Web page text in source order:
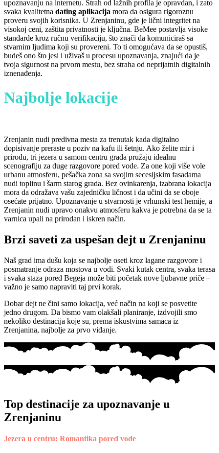
upoznavanju na internetu. Strah od lažnih profila je opravdan, i zato
svaka kvalitetna dating aplikacija mora da osigura rigoroznu
proveru svojih korisnika. U Zrenjaninu, gde je lični integritet na
visokoj ceni, zaštita privatnosti je ključna. BeMee postavlja visoke
standarde kroz ručnu verifikaciju, što znači da komuniciraš sa
stvarnim ljudima koji su provereni. To ti omogućava da se opustiš,
budeš ono što jesi i uživaš u procesu upoznavanja, znajući da je
tvoja sigurnost na prvom mestu, bez straha od neprijatnih digitalnih
iznenađenja.
Najbolje lokacije
Zrenjanin nudi predivna mesta za trenutak kada digitalno
dopisivanje preraste u poziv na kafu ili šetnju. Ako želite mir i
prirodu, tri jezera u samom centru grada pružaju idealnu
scenografiju za duge razgovore pored vode. Za one koji više vole
urbanu atmosferu, pešačka zona sa svojim secesijskim fasadama
nudi toplinu i šarm starog grada. Bez ovinkarenja, izabrana lokacija
mora da odražava vašu zajedničku ličnost i da učini da se oboje
osećate prijatno. Upoznavanje u stvarnosti je vrhunski test hemije, a
Zrenjanin nudi upravo onakvu atmosferu kakva je potrebna da se ta
varnica upali na prirodan i iskren način.
Brzi saveti za uspešan dejt u Zrenjaninu
Naš grad ima dušu koja se najbolje oseti kroz lagane razgovore i
posmatranje odraza mostova u vodi. Svaki kutak centra, svaka terasa
i svaka staza pored Begeja može biti početak nove ljubavne priče –
važno je samo napraviti taj prvi korak.
Dobar dejt ne čini samo lokacija, već način na koji se posvetite
jedno drugom. Da bismo vam olakšali planiranje, izdvojili smo
nekoliko destinacija koje su, prema iskustvima samaca iz
Zrenjanina, najbolje za prvo viđanje.
Top destinacije za upoznavanje u
Zrenjaninu
Jezera u centru: Romantika pored vode